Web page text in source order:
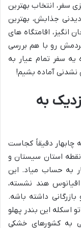
سفر، انتخاب بهترین
جذابش، بهترین
انگیز، اقامتگاه های
رو با هم بررسی
یه سفر تمام عیار به
نشدنی آماده بشیم!
به
چابهار دقیقاً کجاست
نقطه استان سیستان و
به حساب میاد. این
هند نشسته،
داشته باشه.
اسکله این بندر پهلو
به کشورهای خشکی